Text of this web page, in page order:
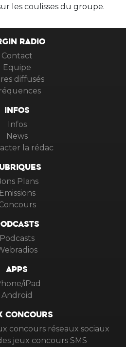
les coulisses du groupe.
RADIO
Contact
Equipe
diffusés
INFOS
Infos
News
la rédac
Plans
Emissions
Podcasts
APPS
iPad
Android
CONCOURS
concours réseaux sociaux
jeux concours SMS